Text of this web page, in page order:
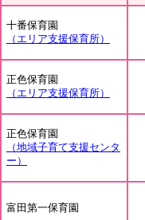
十番保育園
（エリア支援保育所）
正色保育園
（エリア支援保育所）
正色保育園
（地域子育て支援センタ
ー）
富田第一保育園